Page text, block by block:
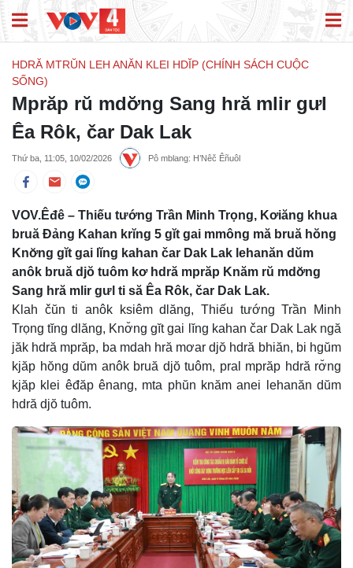
HDRĂ MTRŬN LEH ANĂN KLEI HDĬP (CHÍNH SÁCH CUỘC
SỐNG)
Mprăp rŭ mdơ̆ng Sang hră mlir gưl
Êa Rôk, čar Dak Lak
Thứ ba, 11:05, 10/02/2026 Pô mblang: H’Nêč Êñuôl
VOV.Êđê – Thiếu tướng Trần Minh Trọng, Kơiăng khua
bruă Đảng Kahan krĭng 5 gĭt gai mmông mă bruă hŏng
Knơ̆ng gĭt gai lĭng kahan čar Dak Lak lehanăn dŭm
anôk bruă djŏ tuôm kơ hdră mprăp Knăm rŭ mdơ̆ng
Sang hră mlir gưl ti să Êa Rôk, čar Dak Lak.
Klah čŭn ti anôk ksiêm dlăng, Thiếu tướng Trần Minh
Trọng tĭng dlăng, Knơ̆ng gĭt gai lĭng kahan čar Dak Lak ngă
jăk hdră mprăp, ba mdah hră mơar djŏ hdră bhiăn, bi hgŭm
kjăp hŏng dŭm anôk bruă djŏ tuôm, pral mprăp hdră rơ̆ng
kjăp klei êđăp ênang, mta phŭn knăm anei lehanăn dŭm
hdră djŏ tuôm.